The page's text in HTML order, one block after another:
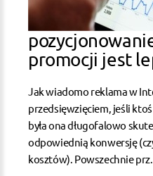
promocji jest
Jak wiadomo reklama w
przedsięwzięciem, jeśli
była ona długofalowo
odpowiednią konwersję
kosztów). Powszechnie